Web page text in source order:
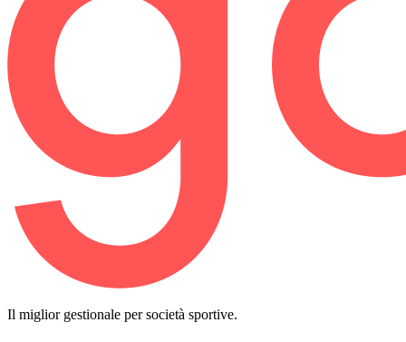
Il miglior gestionale per società sportive.